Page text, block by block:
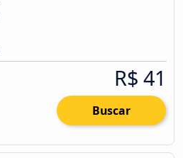
R$ 41
Buscar